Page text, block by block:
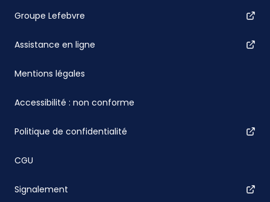
Groupe Lefebvre
Assistance en ligne
Mentions légales
Accessibilité : non conforme
Politique de confidentialité
CGU
Signalement